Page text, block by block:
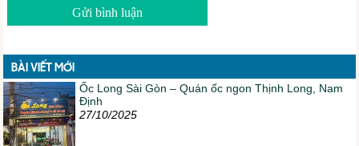
BÀI VIẾT MỚI
Ốc Long Sài Gòn – Quán ốc ngon Thịnh Long, Nam
Định
27/10/2025